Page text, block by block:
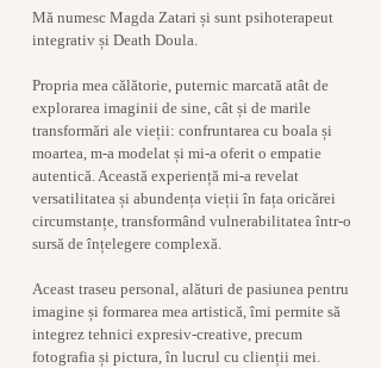
Mă numesc Magda Zatari și sunt psihoterapeut
integrativ și Death Doula.
Propria mea călătorie, puternic marcată atât de
explorarea imaginii de sine, cât și de marile
transformări ale vieții: confruntarea cu boala și
moartea, m-a modelat și mi-a oferit o empatie
autentică. Această experiență mi-a revelat
versatilitatea și abundența vieții în fața oricărei
circumstanțe, transformând vulnerabilitatea într-o
sursă de înțelegere complexă.
Aceast traseu personal, alături de pasiunea pentru
imagine și formarea mea artistică, îmi permite să
integrez tehnici expresiv-creative, precum
fotografia și pictura, în lucrul cu clienții mei.